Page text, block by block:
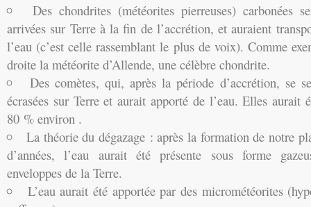
Des chondrites (météorites pierreuses) carbonées
arrivées sur Terre à la fin de l’accrétion, et auraient
l’eau (c’est celle rassemblant le plus de voix). Comme
droite la météorite d’Allende, une célèbre chondrite.
Des comètes, qui, après la période d’accrétion, se
écrasées sur Terre et aurait apporté de l’eau. Elles aurait
80 % environ .
La théorie du dégazage : après la formation de notre
d’années, l’eau aurait été présente sous forme
enveloppes de la Terre.
L’eau aurait été apportée par des micrométéorites